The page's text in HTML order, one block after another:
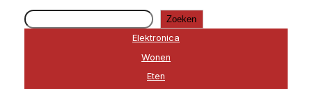
Zoeken
Zoeken
Elektronica
Wonen
Eten